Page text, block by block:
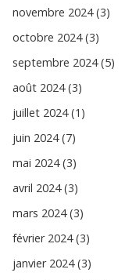
novembre 2024 (3)
octobre 2024 (3)
septembre 2024 (5)
août 2024 (3)
juillet 2024 (1)
juin 2024 (7)
mai 2024 (3)
avril 2024 (3)
mars 2024 (3)
février 2024 (3)
janvier 2024 (3)